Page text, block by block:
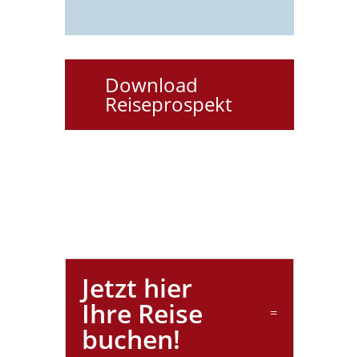
Download
Reiseprospekt
Jetzt hier
Ihre Reise
buchen!